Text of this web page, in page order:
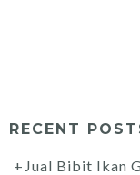
RECENT
Jual Bibit Ikan